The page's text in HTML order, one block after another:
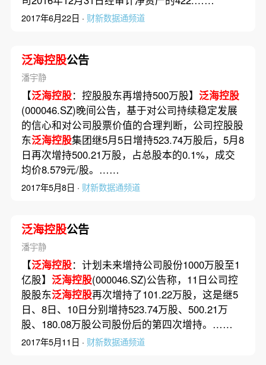
2017年6月22日 · 财新数据通频道
泛海控股公告
潘宇静
【泛海控股：控股股东再增持500万股】 泛海控股
(000046.SZ)晚间公告，基于对公司持续稳定发展
的信心和对公司股票价值的合理判断，公司控股股
东泛海控股集团继5月5日增持523.74万股后，5月8
日再次增持500.21万股，占总股本的0.1%，成交
均价8.579元/股。……
2017年5月8日 · 财新数据通频道
泛海控股公告
潘宇静
【泛海控股：计划未来增持公司股份1000万股至1
亿股】 泛海控股(000046.SZ)公告称，11日公司控
股股东泛海控股再次增持了101.22万股，这是继5
日、8日、10日分别增持523.74万股、500.21万
股、180.08万股公司股份后的第四次增持。……
2017年5月11日 · 财新数据通频道